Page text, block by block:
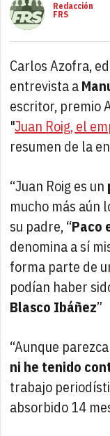
Redacción
FRS
Carlos Azofra,
entrevista a
escritor, premio
"Juan Roig, el
resumen de la
“Juan Roig es un
mucho más aún
su padre, “Paco
denomina a sí
forma parte de
podían haber
Blasco Ibáñez”
“Aunque
ni he tenido
trabajo
absorbido 14